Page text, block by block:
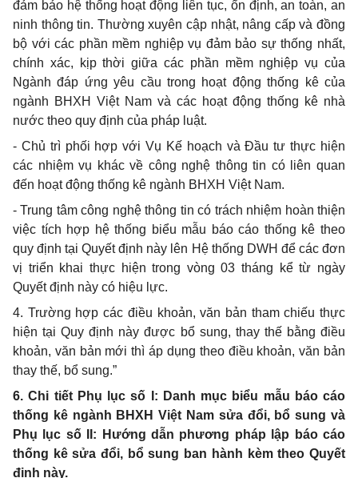
đảm bảo hệ thống hoạt động liên tục, ổn định, an toàn, an
ninh thông tin. Thường xuyên cập nhật, nâng cấp và đồng
bộ với các phần mềm nghiệp vụ đảm bảo sự thống nhất,
chính xác, kịp thờigiữa các phần mềm nghiệp vụ của
Ngành đáp ứng yêu cầu trong hoạt động thống kê của
ngành BHXH Việt Nam và các hoạt động thống kê nhà
nước theo quy định của pháp luật.
- Chủ trì phối hợp với Vụ Kếhoạch và Đầu tư thực hiện
các nhiệm vụ khácvề công nghệ thông tin có liên quan
đến hoạt động thống kê ngành BHXH Việt Nam.
-Trung tâm công nghệ thông tin có trách nhiệm hoàn thiện
việc tích hợp hệ thống biểu mẫu báo cáo thống kê theo
quy định tại Quyết định này lên Hệ thống DWH để các đơn
vị triển khai thực hiện trong vòng 03 tháng kể từ ngày
Quyết định này có hiệu lực.
4. Trường hợp các điều khoản, văn bản tham chiếu thực
hiện tại Quy định này được bổsung, thay thế bằng điều
khoản, văn bản mới thì áp dụng theo điều khoản, văn bản
thay thế, bổ sung.”
6. Chi tiết Phụ lụcsố I: Danh mục biểu mẫu báo cáo
thống kê ngành BHXH Việt Nam sửa đổi, bổ sung và
Phụ lục số II: Hướng dẫn phương pháp lập báo cáo
thống kê sửa đổi, bổ sung ban hành kèm theo Quyết
định này.